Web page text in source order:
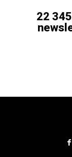
22